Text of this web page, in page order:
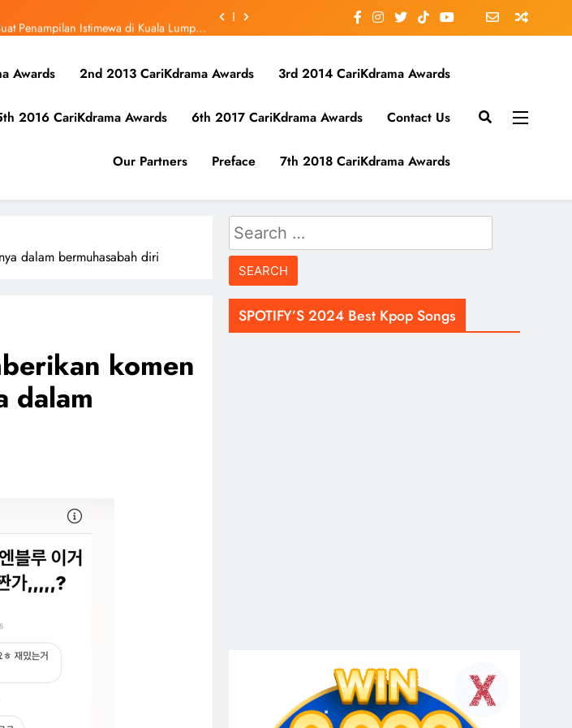
September Ini
SEUNGKWAN dan DINO SEVENTEEN
Penampilan Istimewa di Kuala Lumpur
September Ini
Awards 2nd 2013 CariKdrama Awards 3rd 2014 CariKdrama Awards
2016 CariKdrama Awards 6th 2017 CariKdrama Awards Contact Us
Our Partners Preface 7th 2018 CariKdrama Awards
dalam bermuhasabah diri
komen
dalam
Search
for:
SPOTIFY’S 2024 Best Kpop Songs